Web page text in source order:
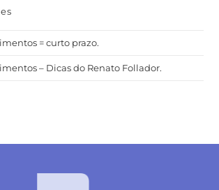
= curto prazo.
– Dicas do Renato Follador.